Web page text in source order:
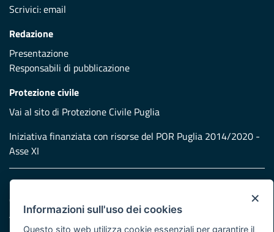
Scrivici:email
Redazione
Presentazione
Responsabili di pubblicazione
Protezione civile
Vai al sito di Protezione Civile Puglia
Iniziativa finanziata con risorse del POR Puglia 2014/2020 -
Asse XI
Note legali
Cookie e privacy
Atti di notifica
Feed RSS
×
Informazioni sull'uso dei cookies
Questo sito web utilizza cookie essenziali per garantire il